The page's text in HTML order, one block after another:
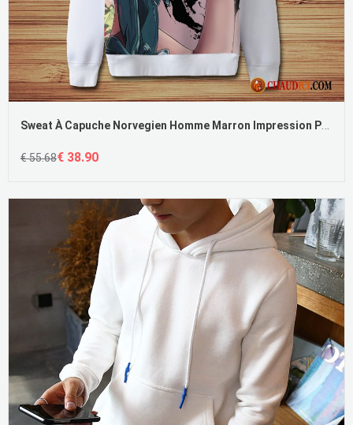
Sweat À Capuche Norvegien Homme Marron Impression Printemps Grande Taille Opéra De Pékin Longues Pas Cher
€ 55.68€ 38.90